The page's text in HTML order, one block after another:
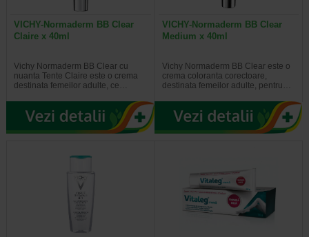
VICHY-Normaderm BB Clear
Claire x 40ml
Vichy Normaderm BB Clear cu
nuanta Tente Claire este o crema
destinata femeilor adulte, ce…
VICHY-Normaderm BB Clear
Medium x 40ml
Vichy Normaderm BB Clear este o
crema coloranta corectoare,
destinata femeilor adulte, pentru…